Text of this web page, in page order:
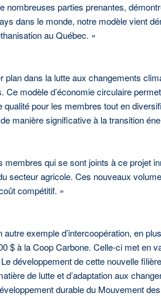
parties prenantes,
dans le monde, notre modèle vient
au Québec. »
dans la lutte aux changements
modèle d’économie circulaire
pour les membres tout en
manière significative à la transition
qui se sont joints à ce projet
secteur agricole. Ces nouveaux
compétitif. »
exemple d’intercoopération, en
à la Coop Carbone. Celle-ci met en
développement de cette nouvelle
de lutte et d’adaptation aux
durable du Mouvement